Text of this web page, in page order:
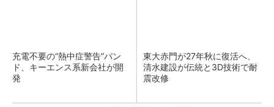
充電不要の“熱中症警告”バン
ド、キーエンス系新会社が開
発
東大赤門が27年秋に復活へ、
清水建設が伝統と3D技術で耐
震改修